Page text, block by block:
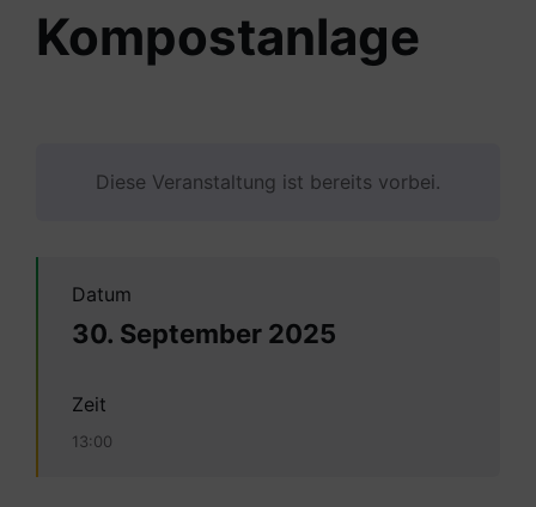
Kompostanlage
Diese Veranstaltung ist bereits vorbei.
Datum
30. September 2025
Zeit
13:00